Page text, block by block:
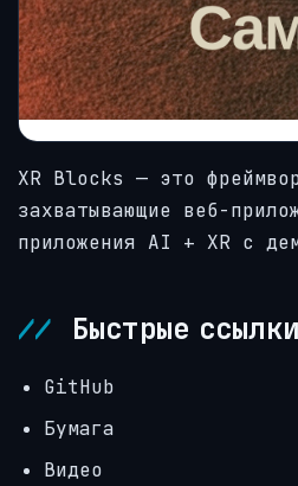
XR Blocks — это
захватывающие веб-
приложения AI + XR с
Быстрые ссылки
GitHub
Бумага
Видео